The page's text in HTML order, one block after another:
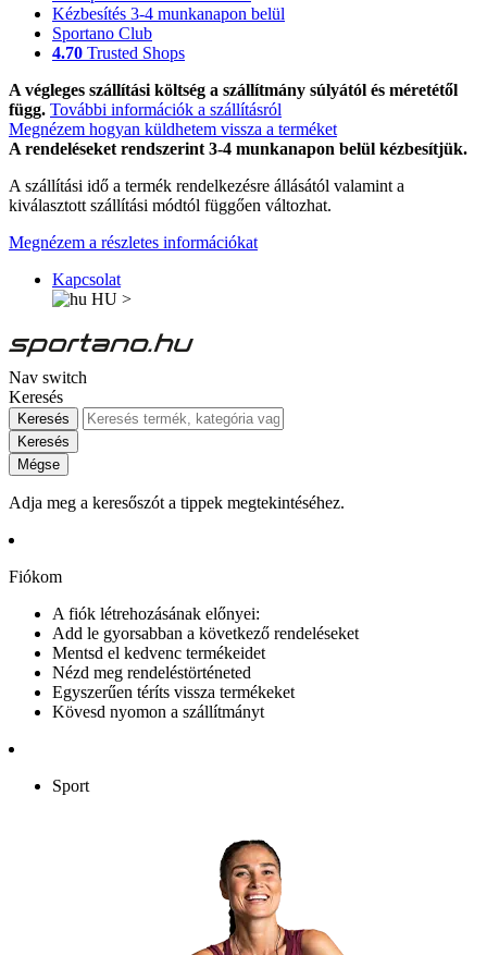
Kézbesítés 3-4 munkanapon belül
Sportano Club
4.70 Trusted Shops
A végleges szállítási költség a szállítmány súlyától és méretétől
függ. További információk a szállításról
Megnézem hogyan küldhetem vissza a terméket
A rendeléseket rendszerint 3-4 munkanapon belül kézbesítjük.
A szállítási idő a termék rendelkezésre állásától valamint a
kiválasztott szállítási módtól függően változhat.
Megnézem a részletes információkat
Kapcsolat
HU >
Nav switch
Keresés
Keresés
Keresés
Mégse
Adja meg a keresőszót a tippek megtekintéséhez.
Fiókom
A fiók létrehozásának előnyei:
Add le gyorsabban a következő rendeléseket
Mentsd el kedvenc termékeidet
Nézd meg rendeléstörténeted
Egyszerűen téríts vissza termékeket
Kövesd nyomon a szállítmányt
Sport